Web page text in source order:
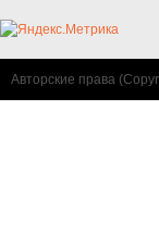
Авторские права